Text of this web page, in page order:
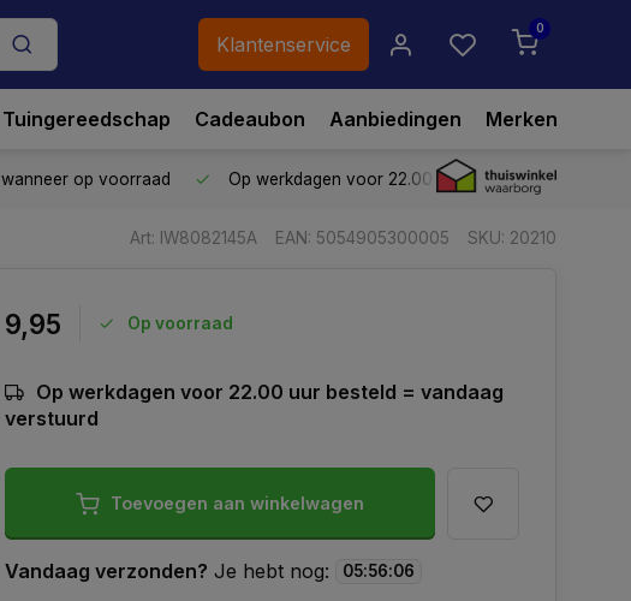
Klantenservice
0
Tuingereedschap Cadeaubon Aanbiedingen Merken
, wanneer op voorraad Op werkdagen voor 22.00 uur besteld,vandaag
Art: IW8082145A EAN: 5054905300005 SKU: 20210
9,95 Op voorraad
Op werkdagen voor 22.00 uur besteld = vandaag
verstuurd
Toevoegen aan winkelwagen
Vandaag verzonden? Je hebt nog: 05:56:05